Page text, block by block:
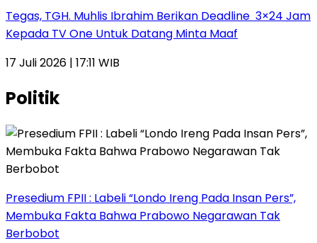
Tegas, TGH. Muhlis Ibrahim Berikan Deadline 3×24 Jam
Kepada TV One Untuk Datang Minta Maaf
17 Juli 2026 | 17:11 WIB
Politik
Presedium FPII : Labeli “Londo Ireng Pada Insan Pers”,
Membuka Fakta Bahwa Prabowo Negarawan Tak
Berbobot